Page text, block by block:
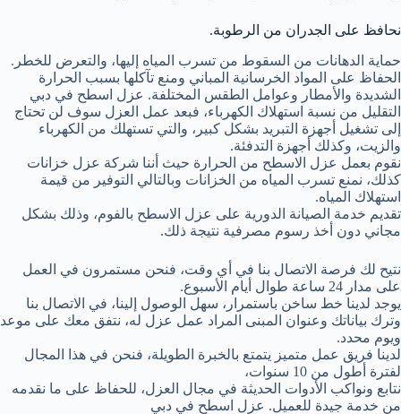
نحافظ على الجدران من الرطوبة.
حماية الدهانات من السقوط من تسرب المياه إليها، والتعرض للخطر.
الحفاظ على المواد الخرسانية المباني ومنع تآكلها بسبب الحرارة
الشديدة والأمطار وعوامل الطقس المختلفة. عزل اسطح في دبي
التقليل من نسبة استهلاك الكهرباء، فبعد عمل العزل سوف لن تحتاج
إلى تشغيل أجهزة التبريد بشكل كبير، والتي تستهلك من الكهرباء
والزيت، وكذلك أجهزة التدفئة.
نقوم بعمل عزل الاسطح من الحرارة حيث أننا شركة عزل خزانات
كذلك، نمنع تسرب المياه من الخزانات وبالتالي التوفير من قيمة
استهلاك المياه.
تقديم خدمة الصيانة الدورية على عزل الاسطح بالفوم، وذلك بشكل
مجاني دون أخذ رسوم مصرفية نتيجة ذلك.
نتيح لك فرصة الاتصال بنا في أي وقت، فنحن مستمرون في العمل
على مدار 24 ساعة طوال أيام الأسبوع.
يوجد لدينا خط ساخن باستمرار، سهل الوصول إلينا، في الاتصال بنا
وترك بياناتك وعنوان المبنى المراد عمل عزل له، نتفق معك على موعد
ويوم محدد.
لدينا فريق عمل متميز يتمتع بالخبرة الطويلة، فنحن في هذا المجال
لفترة أطول من 10 سنوات،
نتابع ونواكب الأدوات الحديثة في مجال العزل، للحفاظ على ما نقدمه
من خدمة جيدة للعميل. عزل اسطح في دبي